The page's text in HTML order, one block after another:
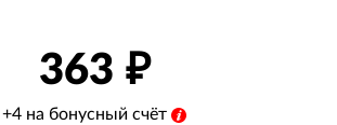
363
+4 на бонусный счёт